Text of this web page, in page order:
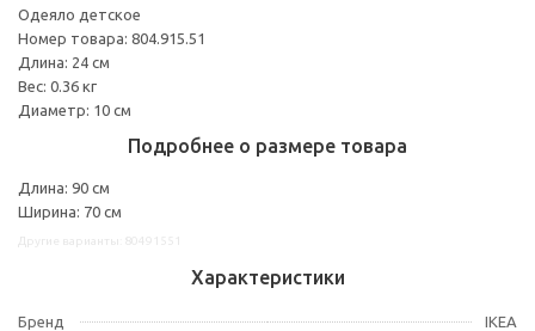
Одеяло детское
Номер товара: 804.915.51
Длина: 24 см
Вес: 0.36 кг
Диаметр: 10 см
Подробнее о размере товара
Длина: 90 см
Ширина: 70 см
Характеристики
Бренд
IKEA